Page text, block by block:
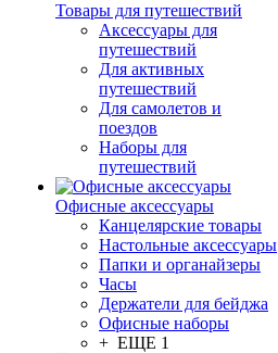
Товары для путешествий
Аксессуары для
путешествий
Для активных
путешествий
Для самолетов и
поездов
Наборы для
путешествий
Офисные аксессуары
Канцелярские товары
Настольные аксессуары
Папки и органайзеры
Часы
Держатели для бейджа
Офисные наборы
+ ЕЩЕ 1